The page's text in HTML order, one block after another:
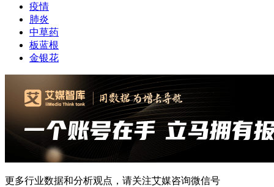
疫情
肺炎
中草药
板蓝根
金银花
更多行业数据和分析观点，请关注艾媒咨询微信号